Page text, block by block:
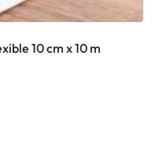
10 cm x 10 m